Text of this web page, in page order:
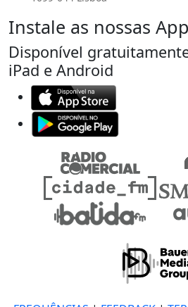
Instale as nossas
Disponível
iPad e Android